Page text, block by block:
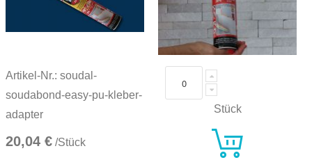
Artikel-Nr.: soudal-
soudabond-easy-pu-kleber-
adapter
20,04 € /Stück
Stück